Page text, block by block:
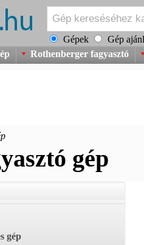
Gépek
Gép
Rothenberger fagyasztó
gép
gép